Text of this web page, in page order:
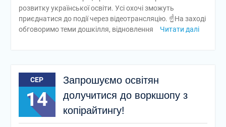
розвитку української освіти. Усі охочі зможуть
приєднатися до події через відеотрансляцію. ☝️На заході
обговоримо теми дошкілля, відновлення
Читати далі
СЕР
14
Запрошуємо освітян
долучитися до воркшопу з
копірайтингу!